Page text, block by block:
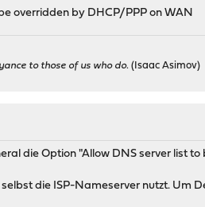
overridden by DHCP/PPP on WAN
to those of us who do. (Isaac Asimov)
die Option "Allow DNS server list
die ISP-Nameserver nutzt. Um